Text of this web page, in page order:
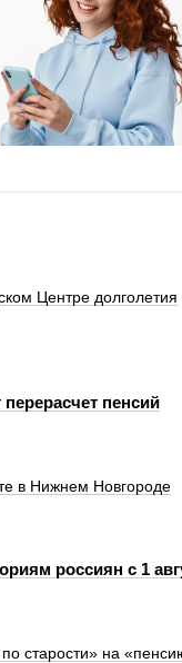
Центре долголетия
пенсий
в Нижнем Новгороде
россиян с 1
старости» на